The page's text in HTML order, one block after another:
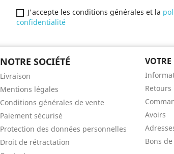
J'accepte les conditions générales et la
confidentialité
NOTRE SOCIÉTÉ
Livraison
Mentions légales
Conditions générales de vente
Paiement sécurisé
Protection des données personnelles
Droit de rétractation
VOTRE
Avoirs
Bons